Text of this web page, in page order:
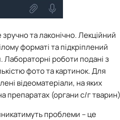
та лаконічно. Лекційний
форматі та підкріплений
роботи подані з
фото та картинок. Для
відеоматеріали, на яких
препаратах (органи с/г
проблеми – це